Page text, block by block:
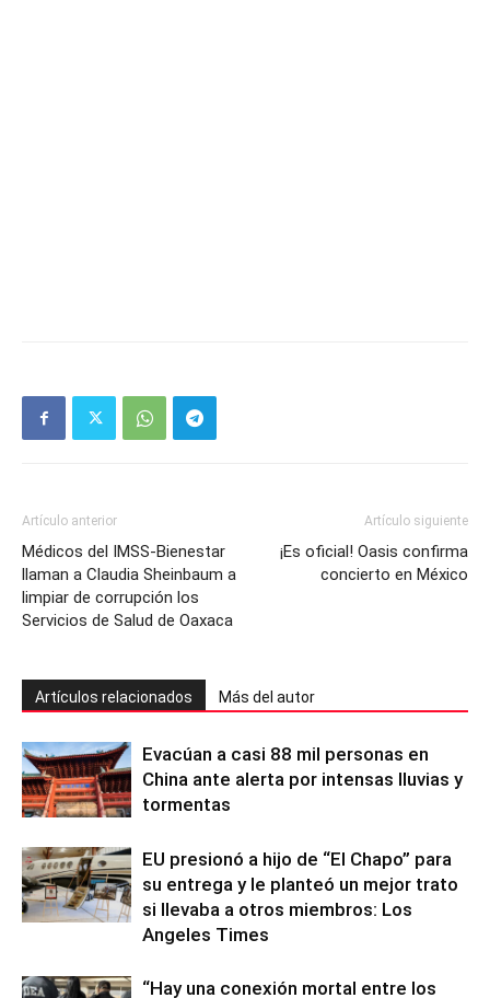
Artículo anterior
Médicos del IMSS-Bienestar
llaman a Claudia Sheinbaum a
limpiar de corrupción los
Servicios de Salud de Oaxaca
Artículo siguiente
¡Es oficial! Oasis confirma
concierto en México
Artículos relacionados Más del autor
Evacúan a casi 88 mil personas en
China ante alerta por intensas lluvias y
tormentas
EU presionó a hijo de “El Chapo” para
su entrega y le planteó un mejor trato
si llevaba a otros miembros: Los
Angeles Times
“Hay una conexión mortal entre los